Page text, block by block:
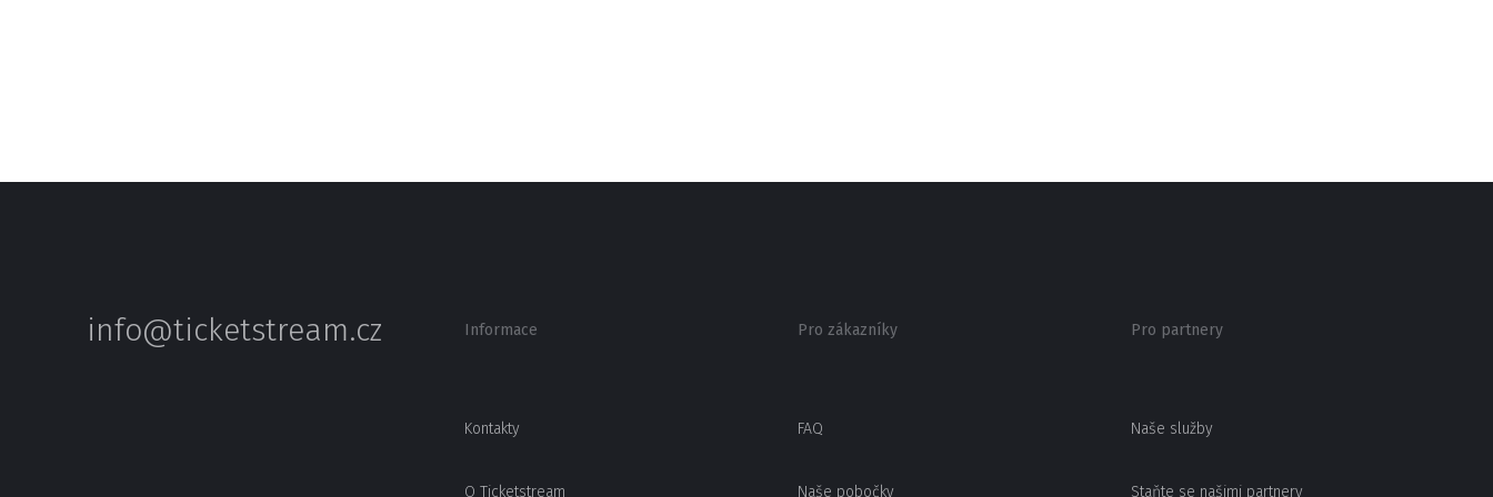
info@ticketstream.cz Informace
Kontakty
O Ticketstream
Pro zákazníky
FAQ
Naše pobočky
Pro partnery
Naše služby
Staňte se našimi partnery